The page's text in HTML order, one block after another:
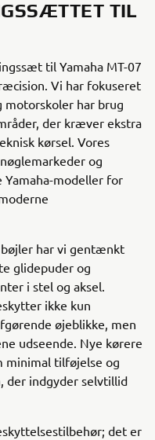
TIL
til Yamaha MT-07
Vi har fokuseret
motorskoler har brug
der kræver ekstra
kørsel. Vores
og
modeller for
har vi gentænkt
glidepuder og
i stel og aksel.
ikke kun
øjeblikke, men
udseende. Nye kørere
minimal tilføjelse og
der indgyder selvtillid
det er